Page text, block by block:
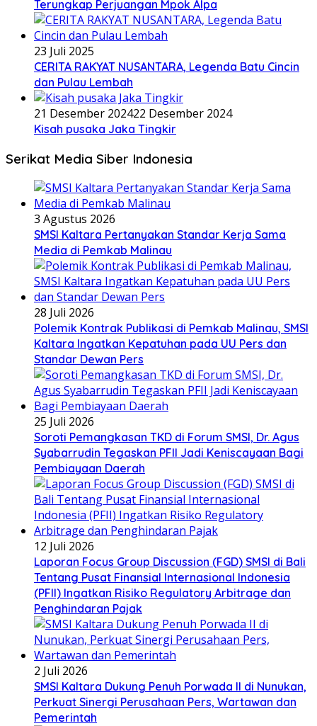
Terungkap Perjuangan Mpok Alpa
23 Juli 2025
CERITA RAKYAT NUSANTARA, Legenda Batu Cincin
dan Pulau Lembah
21 Desember 202422 Desember 2024
Kisah pusaka Jaka Tingkir
Serikat Media Siber Indonesia
3 Agustus 2026
SMSI Kaltara Pertanyakan Standar Kerja Sama
Media di Pemkab Malinau
28 Juli 2026
Polemik Kontrak Publikasi di Pemkab Malinau, SMSI
Kaltara Ingatkan Kepatuhan pada UU Pers dan
Standar Dewan Pers
25 Juli 2026
Soroti Pemangkasan TKD di Forum SMSI, Dr. Agus
Syabarrudin Tegaskan PFII Jadi Keniscayaan Bagi
Pembiayaan Daerah
12 Juli 2026
Laporan Focus Group Discussion (FGD) SMSI di Bali
Tentang Pusat Finansial Internasional Indonesia
(PFII) Ingatkan Risiko Regulatory Arbitrage dan
Penghindaran Pajak
2 Juli 2026
SMSI Kaltara Dukung Penuh Porwada II di Nunukan,
Perkuat Sinergi Perusahaan Pers, Wartawan dan
Pemerintah